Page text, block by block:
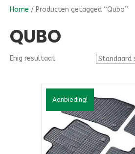
Home / Producten getagged “Qubo”
QUBO
Enig resultaat
Aanbieding!